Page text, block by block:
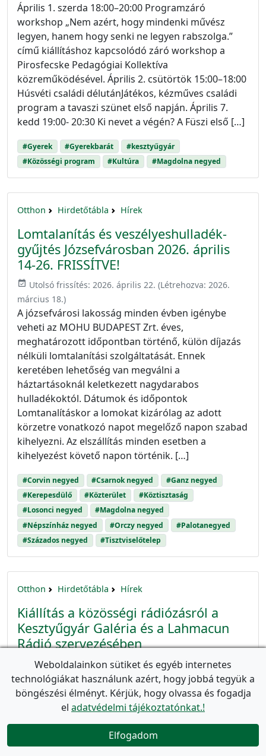
Április 1. szerda 18:00–20:00 Programzáró
workshop „Nem azért, hogy mindenki művész
legyen, hanem hogy senki ne legyen rabszolga.”
című kiállításhoz kapcsolódó záró workshop a
Pirosfecske Pedagógiai Kollektíva
közreműködésével. Április 2. csütörtök 15:00–18:00
Húsvéti családi délutánJátékos, kézműves családi
program a tavaszi szünet első napján. Április 7.
kedd 19:00- 20:30 Ki nevet a végén? A Füszi első […]
#Gyerek #Gyerekbarát
#kesztyűgyár
#Közösségi program
#Kultúra #Magdolna negyed
Otthon Hirdetőtábla Hírek
Lomtalanítás és veszélyeshulladék-
gyűjtés Józsefvárosban 2026. április
14-26. FRISSÍTVE!
event_available Utolsó frissítés: 2026. április 22. (Létrehozva: 2026.
március 18.)
A józsefvárosi lakosság minden évben igénybe
veheti az MOHU BUDAPEST Zrt. éves,
meghatározott időpontban történő, külön díjazás
nélküli lomtalanítási szolgáltatását. Ennek
keretében lehetőség van megválni a
háztartásoknál keletkezett nagydarabos
hulladékoktól. Dátumok és időpontok
Lomtanalításkor a lomokat kizárólag az adott
körzetre vonatkozó napot megelőző napon szabad
kihelyezni. Az elszállítás minden esetben a
kihelyezést követő napon történik. […]
#Corvin negyed #Csarnok negyed
#Ganz negyed
#Kerepesdülő
#Közterület
#Köztisztaság
#Losonci negyed
#Magdolna negyed
#Népszínház negyed
#Orczy negyed
#Palotanegyed
#Százados negyed
#Tisztviselőtelep
Otthon Hirdetőtábla Hírek
Kiállítás a közösségi rádiózásról a
Kesztyűgyár Galéria és a Lahmacun
Rádió szervezésében
Utolsó frissítés:2026. március 27.(Létrehozva:2026.
március 27.)
“Tele van a város, maradjunk a fedélzeten” –
kiállítás a közösségi rádiózásról a Kesztyűgyár
Kibéreltük a hajót, a neve Magány. Megérkezünk a
hajóhoz a Ramsgate-i kikötőbe. (Mesélő: Márk).
Weboldalainkon sütiket és egyéb internetes
technológiákat használunk azért, hogy jobbá tegyük a
böngészési élményt. Kérjük, hogy olvassa és fogadja
el adatvédelmi tájékoztatónkat.!
Elfogadom